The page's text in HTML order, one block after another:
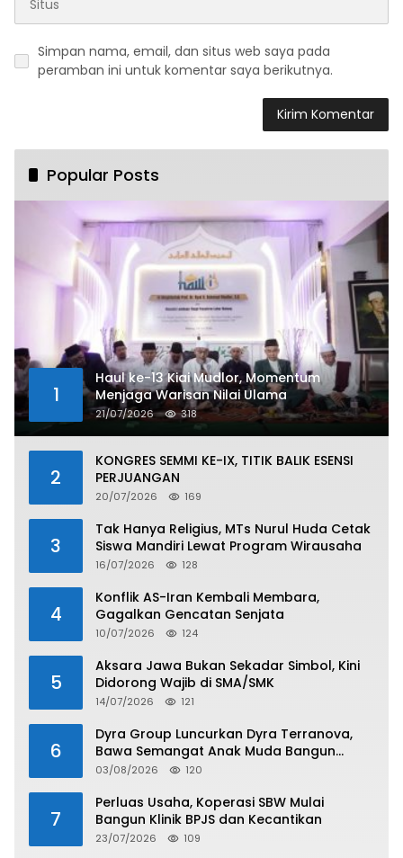
Simpan nama, email, dan situs web saya pada
peramban ini untuk komentar saya berikutnya.
Popular Posts
1
Haul ke-13 Kiai Mudlor, Momentum
Menjaga Warisan Nilai Ulama
21/07/2026 318
2
KONGRES SEMMI KE-IX, TITIK BALIK ESENSI
PERJUANGAN
20/07/2026 169
3
Tak Hanya Religius, MTs Nurul Huda Cetak
Siswa Mandiri Lewat Program Wirausaha
16/07/2026 128
4
Konflik AS-Iran Kembali Membara,
Gagalkan Gencatan Senjata
10/07/2026 124
5
Aksara Jawa Bukan Sekadar Simbol, Kini
Didorong Wajib di SMA/SMK
14/07/2026 121
6
Dyra Group Luncurkan Dyra Terranova,
Bawa Semangat Anak Muda Bangun
Masa Depan Properti Batam
03/08/2026 120
7
Perluas Usaha, Koperasi SBW Mulai
Bangun Klinik BPJS dan Kecantikan
23/07/2026 109